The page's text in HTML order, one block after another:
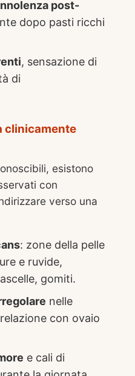
post-
dopo pasti ricchi
, sensazione di
di
clinicamente
esistono
con
verso una
: zone della pelle
e ruvide,
gomiti.
nelle
con ovaio
e cali di